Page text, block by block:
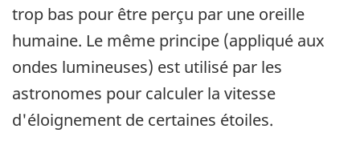
trop bas pour être perçu par une oreille
humaine. Le même principe (appliqué aux
ondes lumineuses) est utilisé par les
astronomes pour calculer la vitesse
d'éloignement de certaines étoiles.